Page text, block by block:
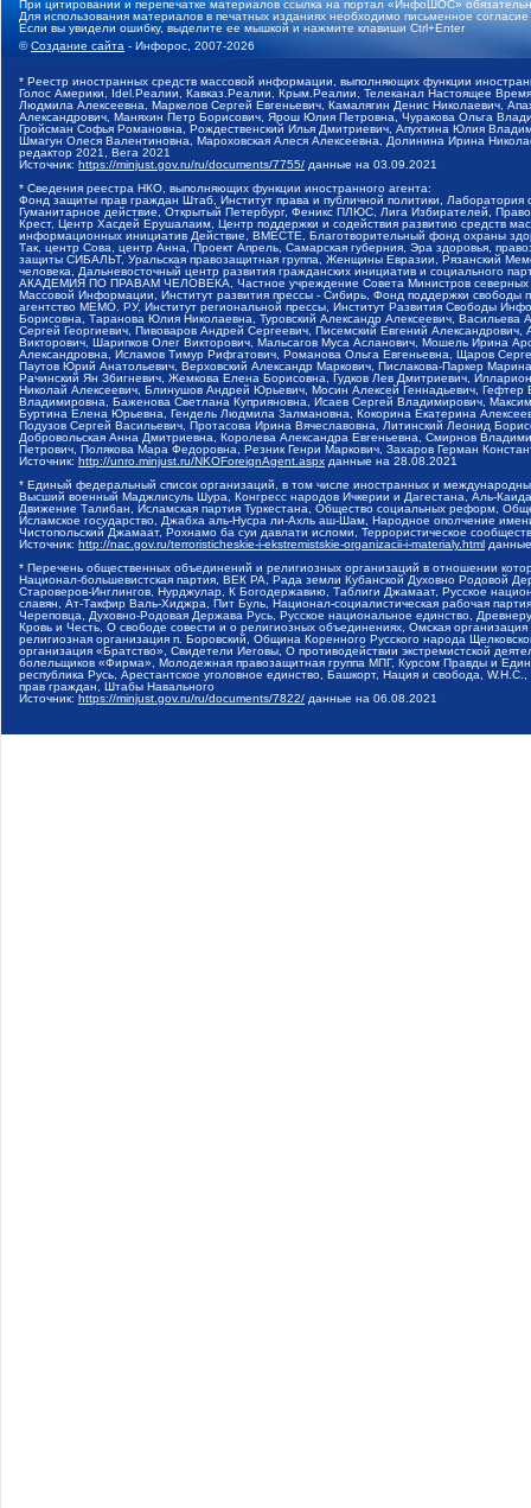
При цитировании и перепечатке материалов ссылка на портал «ИнфоШОС»
Для использования материалов в печатных изданиях необходимо письменное
Если вы увидели ошибку, выделите ее мышкой и нажмите клавиши Ctrl+Enter
©Создание сайта - Инфорос, 2007-2026
* Реестр иностранных средств массовой информации, выполняющих функции
Голос Америки, Idel.Реалии, Кавказ.Реалии, Крым.Реалии, Телеканал Настоящее
Людмила Алексеевна, Маркелов Сергей Евгеньевич, Камалягин Денис Николаевич,
Александрович, Маняхин Петр Борисович, Ярош Юлия Петровна, Чуракова Ольга
Гройсман Софья Романовна, Рождественский Илья Дмитриевич, Апухтина Юлия
Шмагун Олеся Валентиновна, Мароховская Алеся Алексеевна, Долинина Ирина
редактор 2021, Вега 2021
Источник: https://minjust.gov.ru/ru/documents/7755/ данные на 03.09.2021
* Сведения реестра НКО, выполняющих функции иностранного агента:
Фонд защиты прав граждан Штаб, Институт права и публичной политики,
Гуманитарное действие, Открытый Петербург, Феникс ПЛЮС, Лига Избирателей,
Крест, Центр Хасдей Ерушалаим, Центр поддержки и содействия развитию средств
информационных инициатив Действие, ВМЕСТЕ, Благотворительный фонд охраны
Так, центр Сова, центр Анна, Проект Апрель, Самарская губерния, Эра здоровья,
защиты СИБАЛЬТ, Уральская правозащитная группа, Женщины Евразии, Рязанский
человека, Дальневосточный центр развития гражданских инициатив и социального
АКАДЕМИЯ ПО ПРАВАМ ЧЕЛОВЕКА, Частное учреждение Совета Министров северных
Массовой Информации, Институт развития прессы - Сибирь, Фонд поддержки
агентство МЕМО. РУ, Институт региональной прессы, Институт Развития Свободы
Борисовна, Таранова Юлия Николаевна, Туровский Александр Алексеевич,
Сергей Георгиевич, Пивоваров Андрей Сергеевич, Писемский Евгений
Викторович, Шарипков Олег Викторович, Мальсагов Муса Асланович, Мошель Ирина
Александровна, Исламов Тимур Рифгатович, Романова Ольга Евгеньевна, Щаров
Паутов Юрий Анатольевич, Верховский Александр Маркович, Пислакова-Паркер
Рачинский Ян Збигневич, Жемкова Елена Борисовна, Гудков Лев Дмитриевич,
Николай Алексеевич, Блинушов Андрей Юрьевич, Мосин Алексей Геннадьевич,
Владимировна, Баженова Светлана Куприяновна, Исаев Сергей Владимирович,
Буртина Елена Юрьевна, Гендель Людмила Залмановна, Кокорина Екатерина
Подузов Сергей Васильевич, Протасова Ирина Вячеславовна, Литинский Леонид
Добровольская Анна Дмитриевна, Королева Александра Евгеньевна, Смирнов
Петрович, Полякова Мара Федоровна, Резник Генри Маркович, Захаров Герман
Источник: http://unro.minjust.ru/NKOForeignAgent.aspx данные на 28.08.2021
* Единый федеральный список организаций, в том числе иностранных и
Высший военный Маджлисуль Шура, Конгресс народов Ичкерии и Дагестана, Аль-
Движение Талибан, Исламская партия Туркестана, Общество социальных реформ,
Исламское государство, Джабха аль-Нусра ли-Ахль аш-Шам, Народное ополчение
Чистопольский Джамаат, Рохнамо ба суи давлати исломи, Террористическое
Источник: http://nac.gov.ru/terroristicheskie-i-ekstremistskie-organizacii-i-materialy.html
* Перечень общественных объединений и религиозных организаций в отношении
Национал-большевистская партия, ВЕК РА, Рада земли Кубанской Духовно Родовой
Староверов-Инглингов, Нурджулар, К Богодержавию, Таблиги Джамаат, Русское
славян, Ат-Такфир Валь-Хиджра, Пит Буль, Национал-социалистическая рабочая
Череповца, Духовно-Родовая Держава Русь, Русское национальное единство,
Кровь и Честь, О свободе совести и о религиозных объединениях, Омская
религиозная организация п. Боровский, Община Коренного Русского народа
организация «Братство», Свидетели Иеговы, О противодействии экстремистской
болельщиков «Фирма», Молодежная правозащитная группа МПГ, Курсом Правды и
республика Русь, Арестантское уголовное единство, Башкорт, Нация и свобода,
прав граждан, Штабы Навального
Источник: https://minjust.gov.ru/ru/documents/7822/ данные на 06.08.2021